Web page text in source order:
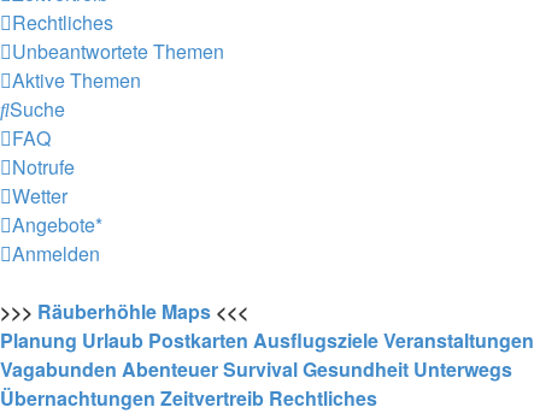
Rechtliches
Unbeantwortete Themen
Aktive Themen
Suche
FAQ
Notrufe
Wetter
Angebote*
Anmelden
>>> Räuberhöhle Maps <<<
Planung Urlaub Postkarten AusflugszieleVeranstaltungen
Vagabunden AbenteuerSurvivalGesundheit Unterwegs
Übernachtungen Zeitvertreib Rechtliches